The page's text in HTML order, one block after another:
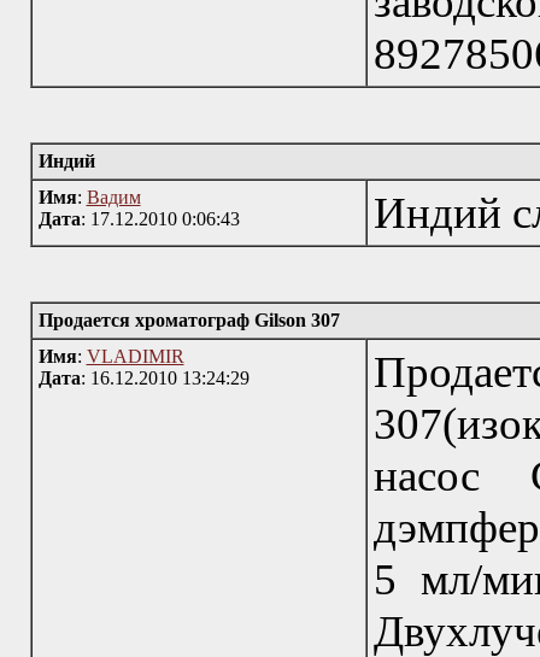
Индий
Имя: Вадим
Дата: 17.12.2010 0:06:43 Индий
Продается хроматограф Gilson 307
Имя: VLADIMIR
Дата: 16.12.2010 13:24:29
насос
5 мл/